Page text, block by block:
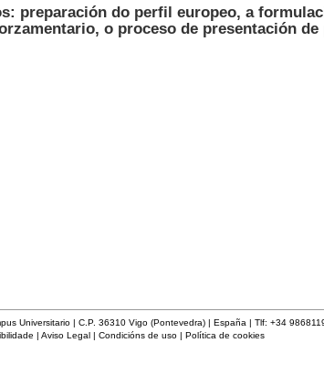
preparación do perfil europeo, a
o proceso de presentación de
Universitario | C.P. 36310 Vigo (Pontevedra) | España | Tlf: +34
| Aviso Legal| Condicións de uso| Política de cookies